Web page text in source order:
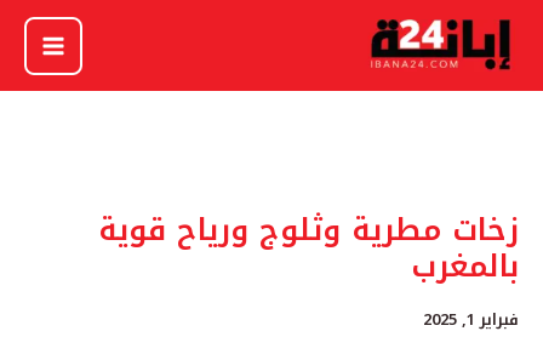
تخطي
المحتوى
زخات مطرية وثلوج ورياح قوية
بالمغرب
فبراير 1, 2025